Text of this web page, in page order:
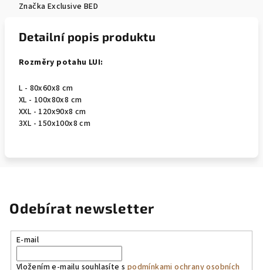
Značka Exclusive BED
Detailní popis produktu
Rozměry potahu LUI:
L - 80x60x8 cm
XL - 100x80x8 cm
XXL - 120x90x8 cm
3XL - 150x100x8 cm
Odebírat newsletter
E-mail
Vložením e-mailu souhlasíte s podmínkami ochrany osobních